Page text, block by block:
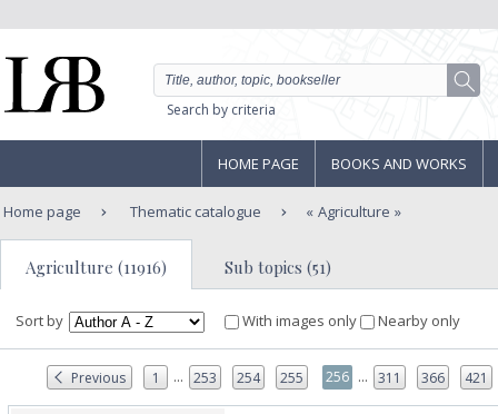
Search by criteria
HOME PAGE BOOKS AND WORKS
Home page Thematic catalogue Agriculture
Agriculture (11916) Sub topics (51)
Sort by With images only Nearby only
Previous 1 ... 253 254 255 256 ... 311 366 421